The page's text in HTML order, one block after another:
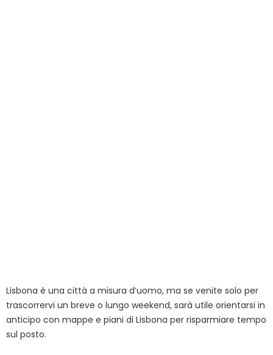
Lisbona è una città a misura d’uomo, ma se venite solo per
trascorrervi un breve o lungo weekend, sarà utile orientarsi in
anticipo con mappe e piani di Lisbona per risparmiare tempo
sul posto.